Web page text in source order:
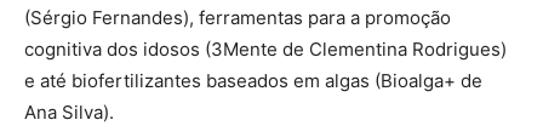
(Sérgio Fernandes), ferramentas para a promoção
cognitiva dos idosos (3Mente de Clementina Rodrigues)
e até biofertilizantes baseados em algas (Bioalga+ de
Ana Silva).